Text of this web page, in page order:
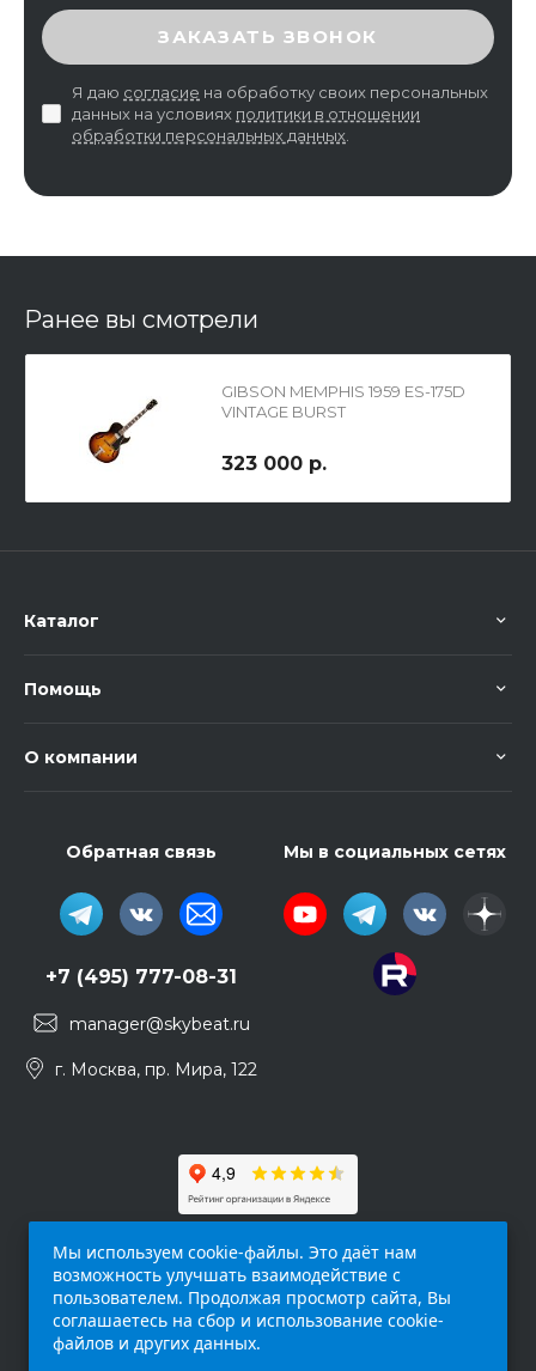
ВВЕДИТЕ ПРОВЕРОЧНЫЙ КОД
ЗАКАЗАТЬ ЗВОНОК
Я даю согласие на обработку своих персональных
данных на условиях политики в отношении
обработки персональных данных
Ранее вы смотрели
GIBSON MEMPHIS 1959 ES-175D
VINTAGE BURST
электрогитара
323 000 р.
Каталог
Помощь
О компании
Обратная связь
+7 (495) 777-08-31
manager@skybeat.ru
г. Москва, пр. Мира, 122
Мы в социальных сетях
Мы используем cookie-файлы. Это даёт нам
возможность улучшать взаимодействие с
пользователем. Продолжая просмотр сайта, Вы
соглашаетесь на сбор и использование cookie-
файлов и других данных.